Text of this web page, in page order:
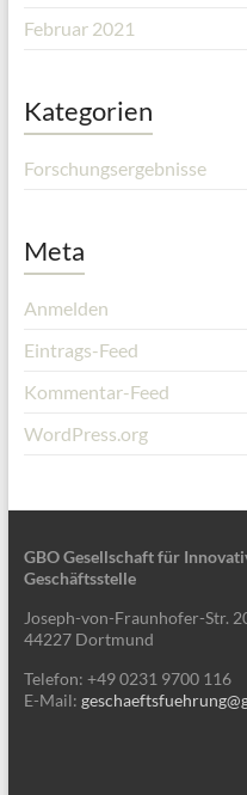
Februar 2021
Kategorien
Forschungsergebnisse
Meta
Anmelden
Eintrags-Feed
Kommentar-Feed
WordPress.org
GBO Gesellschaft für
Geschäftsstelle
Joseph-von-Fraunhofer-Str.
44227 Dortmund
Telefon: +49 0231 9700 116
E-Mail: